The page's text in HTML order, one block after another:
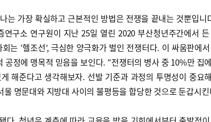
는 가장 확실하고 근본적인 방법은 전쟁을 끝내는 것뿐입니
연구소 연구원이 지난 25일 열린 2020 부산청년주간에서
는 ‘헬조선’, 극심한 양극화가 벌인 전쟁터다. 이 싸움판에
공정에 맹목적 믿음을 보인다. “전쟁터의 병사 중 10%만 집
해준다고 생각해보자. 선발 기준과 과정의 투명성이 중요
울 명문대와 지방대 사이의 불평등을 합당한 것으로 둔갑시